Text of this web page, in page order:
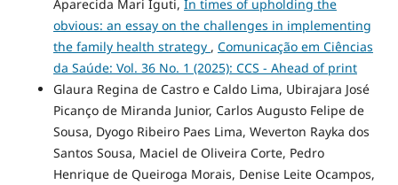
Aparecida Mari Iguti, In times of upholding the
obvious: an essay on the challenges in implementing
the family health strategy , Comunicação em Ciências
da Saúde: Vol. 36 No. 1 (2025): CCS - Ahead of print
Glaura Regina de Castro e Caldo Lima, Ubirajara José
Picanço de Miranda Junior, Carlos Augusto Felipe de
Sousa, Dyogo Ribeiro Paes Lima, Weverton Rayka dos
Santos Sousa, Maciel de Oliveira Corte, Pedro
Henrique de Queiroga Morais, Denise Leite Ocampos,